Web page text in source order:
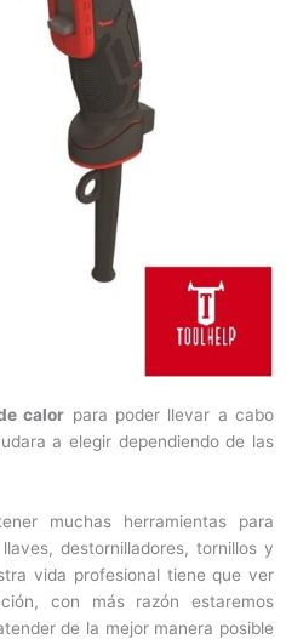
calor para poder llevar a cabo
a elegir dependiendo de las
muchas herramientas para
destornilladores, tornillos y
vida profesional tiene que ver
con más razón estaremos
de la mejor manera posible